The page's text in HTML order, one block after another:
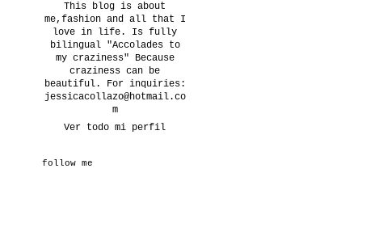
This blog is about
me,fashion and all that I
love in life. Is fully
bilingual "Accolades to
my craziness" Because
craziness can be
beautiful. For inquiries:
jessicacollazo@hotmail.co
m
Ver todo mi perfil
follow me